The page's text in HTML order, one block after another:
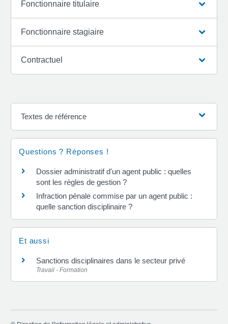
Fonctionnaire titulaire
Fonctionnaire stagiaire
Contractuel
Textes de référence
Questions ? Réponses !
Dossier administratif d'un agent public : quelles
sont les règles de gestion ?
Infraction pénale commise par un agent public :
quelle sanction disciplinaire ?
Et aussi
Sanctions disciplinaires dans le secteur privé
Travail - Formation